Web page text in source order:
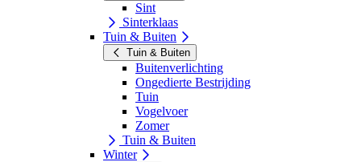
Sint
Sinterklaas
Tuin & Buiten
Tuin & Buiten
Buitenverlichting
Ongedierte Bestrijding
Tuin
Vogelvoer
Zomer
Tuin & Buiten
Winter